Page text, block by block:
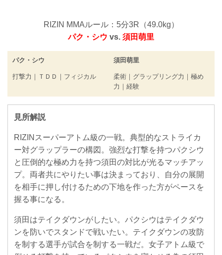
RIZIN MMAルール：5分3R（49.0kg）
パク・シウ vs. 須田萌里
パク・シウ
打撃力｜ＴＤＤ｜フィジカル
須田萌里
柔術｜グラップリング力｜極め
力｜経験
見所解説
RIZINスーパーアトム級の一戦。典型的なストライカ
ー対グラップラーの構図。強烈な打撃を持つパクシウ
と圧倒的な極め力を持つ須田の対比が光るマッチアッ
プ。両者共にやりたい事は決まっており、自分の展開
を相手に押し付けるための下地を作った方がペースを
握る事になる。
須田はテイクダウンがしたい。パクシウはテイクダウ
ンを防いでスタンドで戦いたい。テイクダウンの攻防
を制する選手が試合を制する一戦だ。女子アトム級で